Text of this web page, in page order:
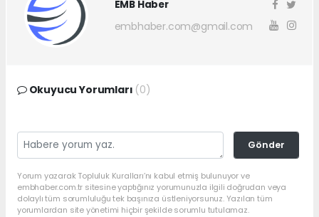
EMB Haber
embhaber.com@gmail.com
Okuyucu Yorumları (0)
Gönder
Yorum yazarak Topluluk Kuralları’nı kabul etmiş bulunuyor ve
embhaber.com.tr sitesine yaptığınız yorumunuzla ilgili doğrudan veya
dolaylı tüm sorumluluğu tek başınıza üstleniyorsunuz. Yazılan tüm
yorumlardan site yönetimi hiçbir şekilde sorumlu tutulamaz.